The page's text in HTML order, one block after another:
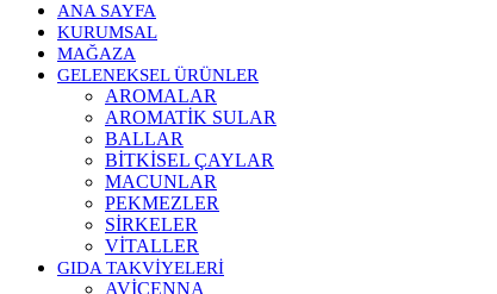
ANA SAYFA
KURUMSAL
MAĞAZA
GELENEKSEL ÜRÜNLER
AROMALAR
AROMATİK SULAR
BALLAR
BİTKİSEL ÇAYLAR
MACUNLAR
PEKMEZLER
SİRKELER
VİTALLER
GIDA TAKVİYELERİ
AVİCENNA